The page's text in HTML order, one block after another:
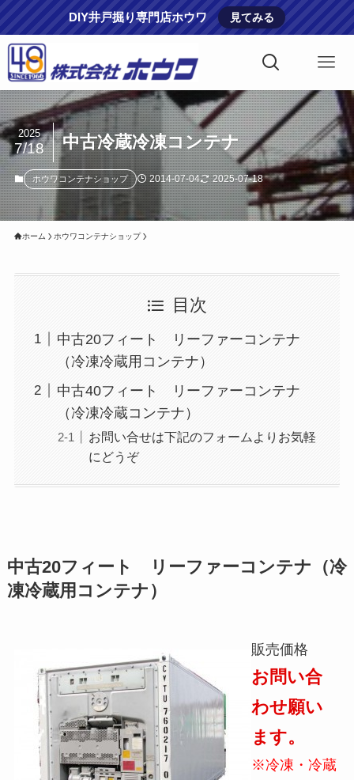
DIY井戸掘り専門店ホウワ 見てみる
中古冷蔵冷凍コンテナ
2025
7/18
ホウワコンテナショップ 2014-07-04 2025-07-18
ホーム ホウワコンテナショップ
目次
中古20フィート リーファーコンテナ
（冷凍冷蔵用コンテナ）
中古40フィート リーファーコンテナ
（冷凍冷蔵コンテナ）
お問い合せは下記のフォームよりお気軽
にどうぞ
中古20フィート リーファーコンテナ（冷
凍冷蔵用コンテナ）
販売価格
お問い合
わせ願い
ます。
※冷凍・冷蔵